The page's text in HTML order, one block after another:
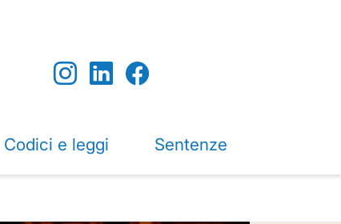
Codici e leggi Sentenze